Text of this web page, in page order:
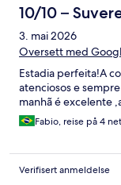
10/10 –
3. mai 2026
Oversett med
Estadia perfeita!A
atenciosos e
manhã é excelente
Fabio, reise på 4
Verifisert anmeldelse